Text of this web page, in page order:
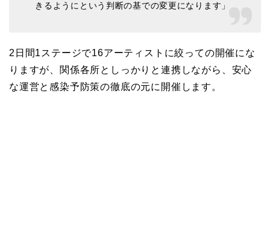
きるようにという判断の基での変更になります」
2日間1ステージで16アーティストに絞っての開催にな
りますが、関係各所としっかりと連携しながら、安心
な運営と感染予防策の徹底の元に開催します。